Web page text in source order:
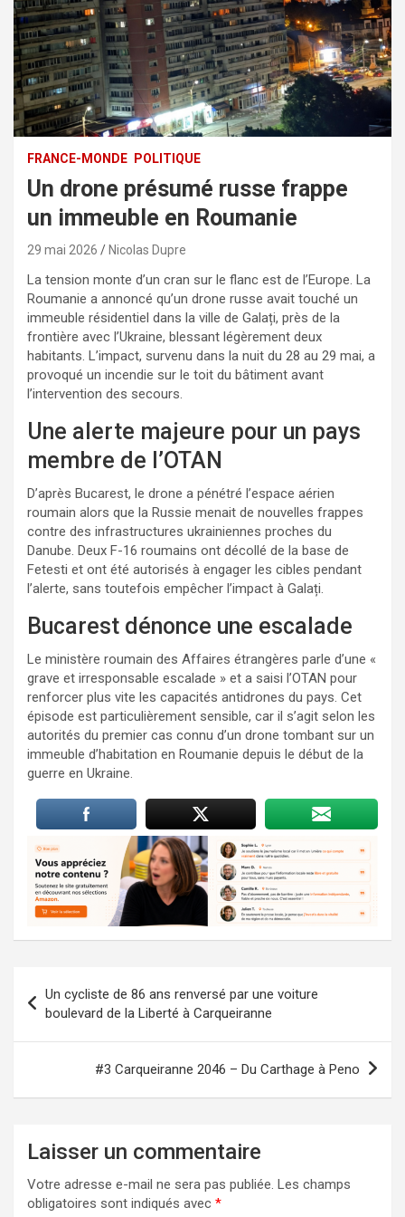
FRANCE-MONDE POLITIQUE
Un drone présumé russe frappe
un immeuble en Roumanie
29 mai 2026 Nicolas Dupre
La tension monte d’un cran sur le flanc est de l’Europe. La
Roumanie a annoncé qu’un drone russe avait touché un
immeuble résidentiel dans la ville de Galați, près de la
frontière avec l’Ukraine, blessant légèrement deux
habitants. L’impact, survenu dans la nuit du 28 au 29 mai, a
provoqué un incendie sur le toit du bâtiment avant
l’intervention des secours.
Une alerte majeure pour un pays
membre de l’OTAN
D’après Bucarest, le drone a pénétré l’espace aérien
roumain alors que la Russie menait de nouvelles frappes
contre des infrastructures ukrainiennes proches du
Danube. Deux F-16 roumains ont décollé de la base de
Fetesti et ont été autorisés à engager les cibles pendant
l’alerte, sans toutefois empêcher l’impact à Galați.
Bucarest dénonce une escalade
Le ministère roumain des Affaires étrangères parle d’une «
grave et irresponsable escalade » et a saisi l’OTAN pour
renforcer plus vite les capacités antidrones du pays. Cet
épisode est particulièrement sensible, car il s’agit selon les
autorités du premier cas connu d’un drone tombant sur un
immeuble d’habitation en Roumanie depuis le début de la
guerre en Ukraine.
de
l’article
Un cycliste de 86 ans renversé par une voiture
boulevard de la Liberté à Carqueiranne
#3 Carqueiranne 2046 – Du Carthage à Peno
Laisser un commentaire
Votre adresse e-mail ne sera pas publiée. Les champs
obligatoires sont indiqués avec *